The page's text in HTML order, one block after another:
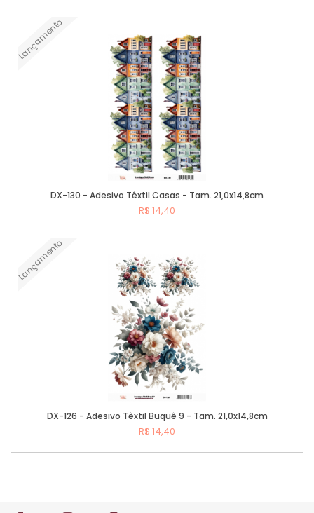
Lançamento
DX-130 - Adesivo Têxtil Casas - Tam. 21,0x14,8cm
R$ 14,40
Lançamento
DX-126 - Adesivo Têxtil Buquê 9 - Tam. 21,0x14,8cm
R$ 14,40